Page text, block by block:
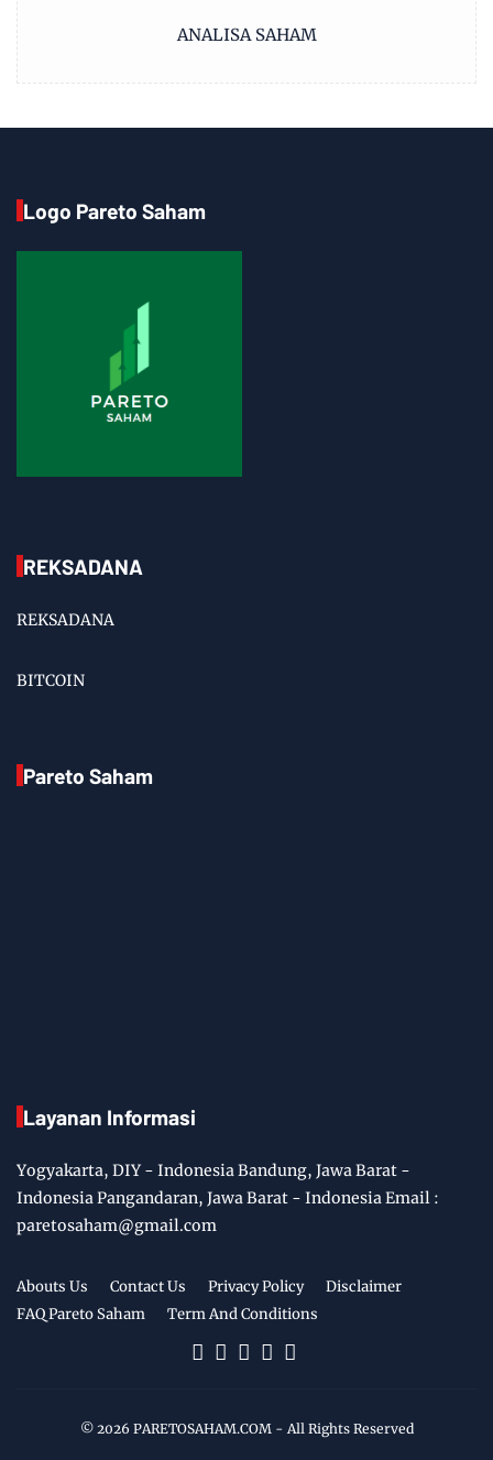
ANALISA SAHAM
Logo Pareto Saham
REKSADANA
REKSADANA
BITCOIN
Pareto Saham
Layanan Informasi
Yogyakarta, DIY - Indonesia Bandung, Jawa Barat -
Indonesia Pangandaran, Jawa Barat - Indonesia Email :
paretosaham@gmail.com
Abouts Us Contact Us Privacy Policy
Disclaimer
FAQ Pareto Saham
Term And Conditions
© 2026 PARETOSAHAM.COM - All Rights Reserved